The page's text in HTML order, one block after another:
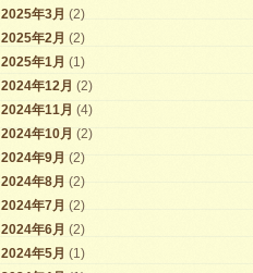
2025年3月 (2)
2025年2月 (2)
2025年1月 (1)
2024年12月 (2)
2024年11月 (4)
2024年10月 (2)
2024年9月 (2)
2024年8月 (2)
2024年7月 (2)
2024年6月 (2)
2024年5月 (1)